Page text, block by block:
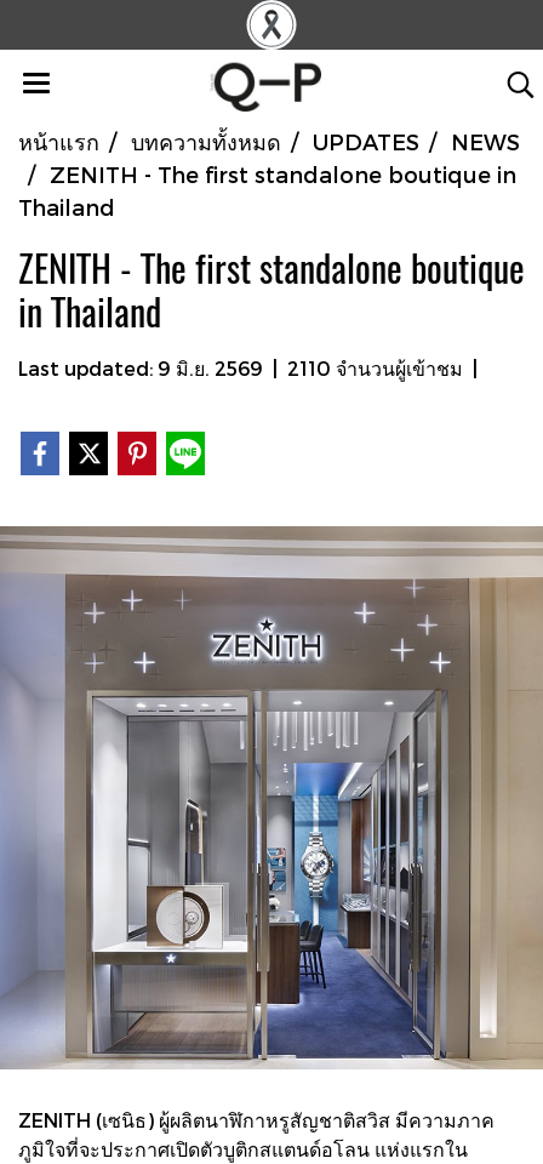
หน้าแรก บทความทั้งหมด UPDATES
NEWS
ZENITH - The first standalone boutique in
Thailand
ZENITH - The first standalone boutique
in Thailand
Last updated: 9 มิ.ย. 2569 2110 จำนวนผู้เข้าชม
ZENITH (เซนิธ) ผู้ผลิตนาฬิกาหรูสัญชาติสวิส มีความภาค
ภูมิใจที่จะประกาศเปิดตัวบูติกสแตนด์อโลน แห่งแรกใน